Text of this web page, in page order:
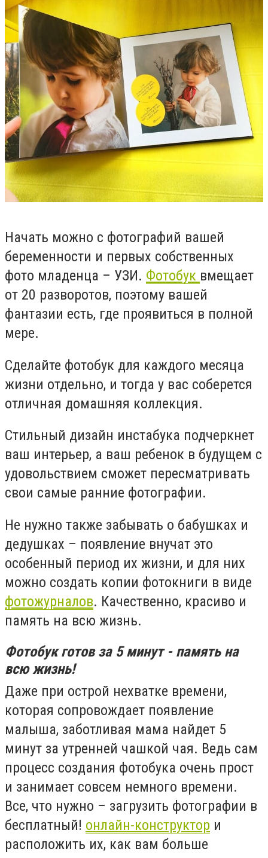
Начать можно с фотографий вашей
беременности и первых собственных
фото младенца – УЗИ. Фотобук вмещает
от 20 разворотов, поэтому вашей
фантазии есть, где проявиться в полной
мере.
Сделайте фотобук для каждого месяца
жизни отдельно, и тогда у вас соберется
отличная домашняя коллекция.
Стильный дизайн инстабука подчеркнет
ваш интерьер, а ваш ребенок в будущем с
удовольствием сможет пересматривать
свои самые ранние фотографии.
Не нужно также забывать о бабушках и
дедушках – появление внучат это
особенный период их жизни, и для них
можно создать копии фотокниги в виде
фотожурналов. Качественно, красиво и
память на всю жизнь.
Фотобук готов за 5 минут - память на
всю жизнь!
Даже при острой нехватке времени,
которая сопровождает появление
малыша, заботливая мама найдет 5
минут за утренней чашкой чая. Ведь сам
процесс создания фотобука очень прост
и занимает совсем немного времени.
Все, что нужно – загрузить фотографии в
бесплатный! онлайн-конструктор и
расположить их, как вам больше